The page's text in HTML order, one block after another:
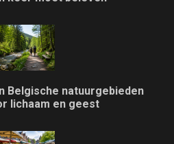
Belgische natuurgebieden
lichaam en geest